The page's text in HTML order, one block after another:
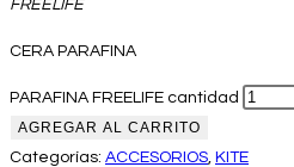
FREELIFE
CERA PARAFINA
PARAFINA FREELIFE cantidad
AGREGAR AL CARRITO
Categorías: ACCESORIOS, KITE